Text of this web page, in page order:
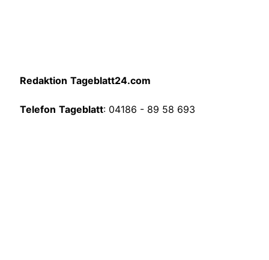
Redaktion Tageblatt24.com
Telefon Tageblatt: 04186 - 89 58 693